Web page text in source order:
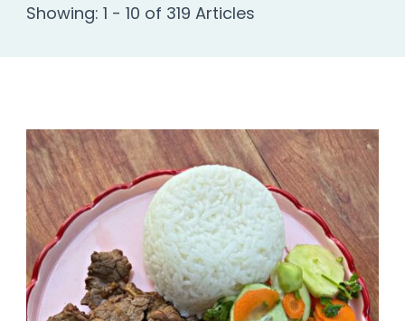
Showing: 1 - 10 of 319 Articles